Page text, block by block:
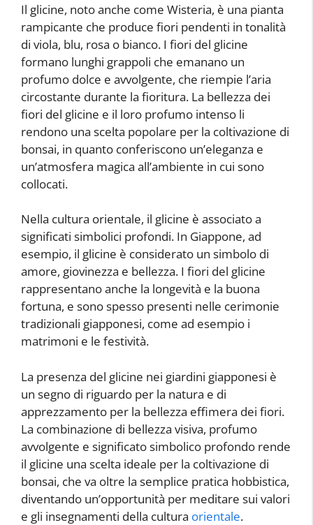
Il glicine, noto anche come Wisteria, è una pianta
rampicante che produce fiori pendenti in tonalità
di viola, blu, rosa o bianco. I fiori del glicine
formano lunghi grappoli che emanano un
profumo dolce e avvolgente, che riempie l’aria
circostante durante la fioritura. La bellezza dei
fiori del glicine e il loro profumo intenso li
rendono una scelta popolare per la coltivazione di
bonsai, in quanto conferiscono un’eleganza e
un’atmosfera magica all’ambiente in cui sono
collocati.
Nella cultura orientale, il glicine è associato a
significati simbolici profondi. In Giappone, ad
esempio, il glicine è considerato un simbolo di
amore, giovinezza e bellezza. I fiori del glicine
rappresentano anche la longevità e la buona
fortuna, e sono spesso presenti nelle cerimonie
tradizionali giapponesi, come ad esempio i
matrimoni e le festività.
La presenza del glicine nei giardini giapponesi è
un segno di riguardo per la natura e di
apprezzamento per la bellezza effimera dei fiori.
La combinazione di bellezza visiva, profumo
avvolgente e significato simbolico profondo rende
il glicine una scelta ideale per la coltivazione di
bonsai, che va oltre la semplice pratica hobbistica,
diventando un’opportunità per meditare sui valori
e gli insegnamenti della cultura orientale.